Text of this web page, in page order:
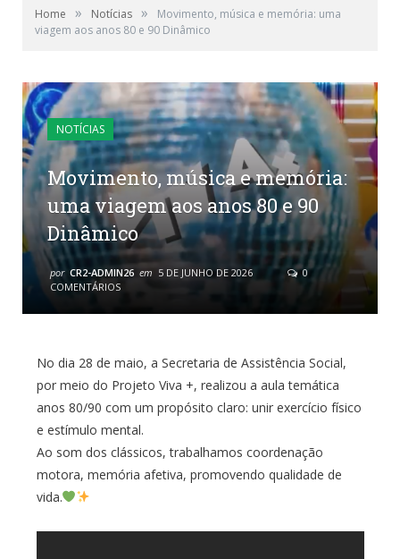
Home » Notícias »
Movimento, música e memória: uma
viagem aos anos 80 e 90 Dinâmico
NOTÍCIAS
Movimento, música e memória:
uma viagem aos anos 80 e 90
Dinâmico
por CR2-ADMIN26 em 5 DE JUNHO DE 2026
0
COMENTÁRIOS
No dia 28 de maio, a Secretaria de Assistência Social,
por meio do Projeto Viva +, realizou a aula temática
anos 80/90 com um propósito claro: unir exercício físico
e estímulo mental.
Ao som dos clássicos, trabalhamos coordenação
motora, memória afetiva, promovendo qualidade de
vida.